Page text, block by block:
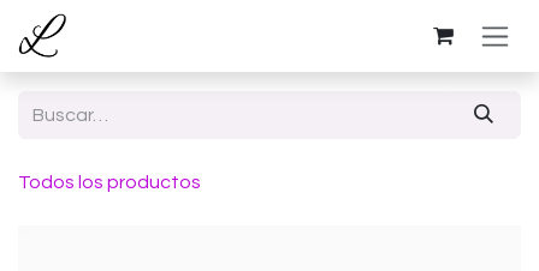
Ir al contenido
Todos los productos